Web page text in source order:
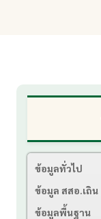
ข้อมูลทั่วไป
ข้อมูล สสอ.เถิน
ข้อมูลพื้นฐาน